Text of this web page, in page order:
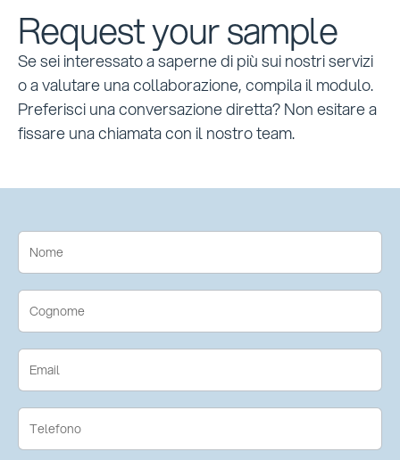
Request your sample
Se sei interessato a saperne di più sui nostri servizi
o a valutare una collaborazione, compila il modulo.
Preferisci una conversazione diretta? Non esitare a
fissare una chiamata con il nostro team.